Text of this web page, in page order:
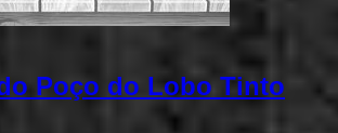
Poço do Lobo Tinto